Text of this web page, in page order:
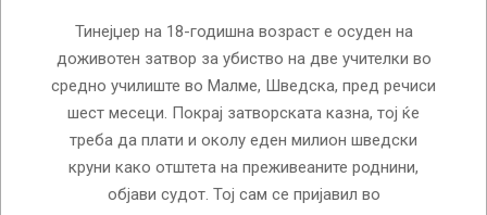
Тинејџер на 18-годишна возраст е осуден на
доживотен затвор за убиство на две учителки во
средно училиште во Малме, Шведска, пред речиси
шест месеци. Покрај затворската казна, тој ќе
треба да плати и околу еден милион шведски
круни како отштета на преживеаните роднини,
објави судот. Тој сам се пријавил во